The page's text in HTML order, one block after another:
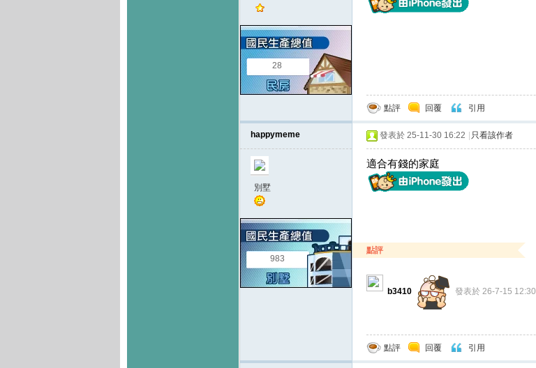
28
點評 回覆 引用
happymeme
別墅
983
發表於 25-11-30 16:22 只看該作者
適合有錢的家庭
點評
b3410 發表於 26-7-15 12:30
點評 回覆 引用